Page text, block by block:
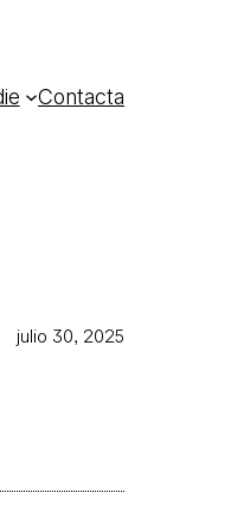
Contacta
julio 30, 2025